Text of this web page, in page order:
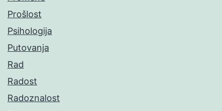
Prošlost
Psihologija
Putovanja
Rad
Radost
Radoznalost